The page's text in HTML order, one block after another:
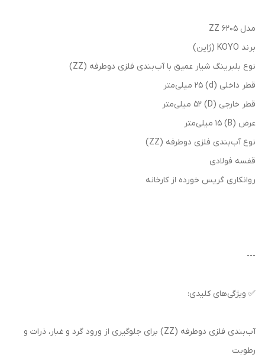
مدل 6205 ZZ
برند KOYO (ژاپن)
نوع بلبرینگ شیار عمیق با آب‌بندی فلزی دوطرفه (ZZ)
قطر داخلی (d) 25 میلی‌متر
قطر خارجی (D) 52 میلی‌متر
عرض (B) 15 میلی‌متر
نوع آب‌بندی فلزی دوطرفه (ZZ)
قفسه فولادی
روانکاری گریس خورده از کارخانه
---
✅ ویژگی‌های کلیدی:
آب‌بندی فلزی دوطرفه (ZZ) برای جلوگیری از ورود گرد و غبار، ذرات و
رطوبت